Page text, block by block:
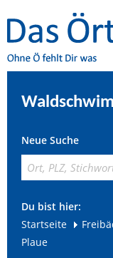
Neue Suche
Du bist hier:
Startseite
Plaue